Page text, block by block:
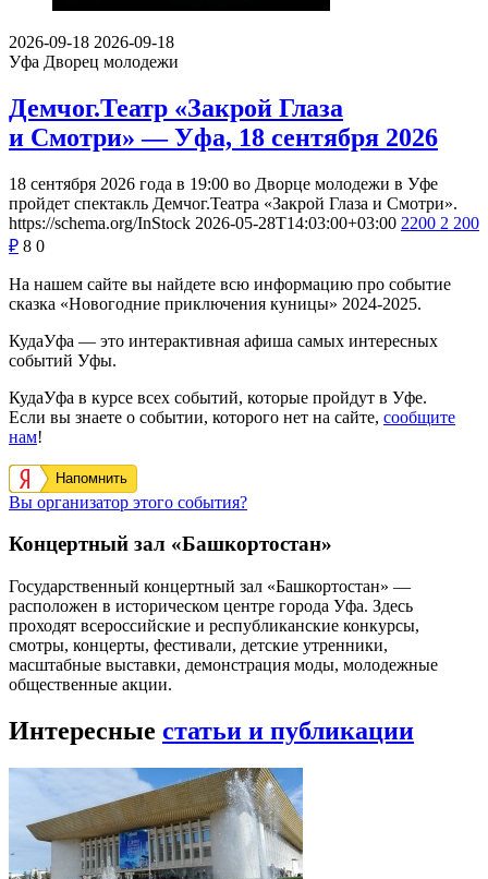
2026-09-18 2026-09-18
Уфа Дворец молодежи
Демчог.Театр «Закрой Глаза
и Смотри» — Уфа, 18 сентября 2026
18 сентября 2026 года в 19:00 во Дворце молодежи в Уфе
пройдет спектакль Демчог.Театра «Закрой Глаза и Смотри».
https://schema.org/InStock 2026-05-28T14:03:00+03:00 2200 2 200
₽ 8 0
На нашем сайте вы найдете всю информацию про событие
сказка «Новогодние приключения куницы» 2024-2025.
КудаУфа — это интерактивная афиша самых интересных
событий Уфы.
КудаУфа в курсе всех событий, которые пройдут в Уфе.
Если вы знаете о событии, которого нет на сайте, сообщите
нам!
Напомнить
Вы организатор этого события?
Концертный зал «Башкортостан»
Государственный концертный зал «Башкортостан» —
расположен в историческом центре города Уфа. Здесь
проходят всероссийские и республиканские конкурсы,
смотры, концерты, фестивали, детские утренники,
масштабные выставки, демонстрация моды, молодежные
общественные акции.
Интересные статьи и публикации